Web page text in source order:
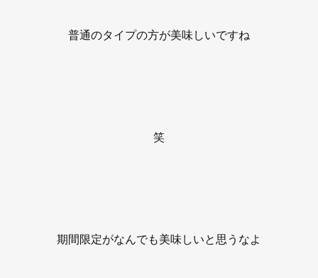
普通のタイプの方が美味しいですね
笑
期間限定がなんでも美味しいと思うなよ